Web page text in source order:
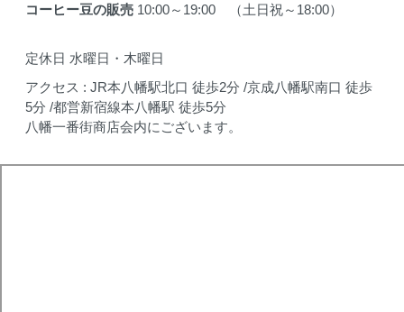
コーヒー豆の販売 10:00～19:00 （土日祝～18:00）
定休日 水曜日・木曜日
アクセス : JR本八幡駅北口 徒歩2分 /京成八幡駅南口 徒歩
5分 /都営新宿線本八幡駅 徒歩5分
八幡一番街商店会内にございます。